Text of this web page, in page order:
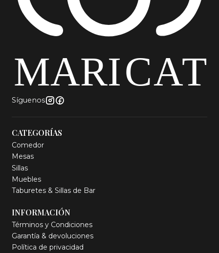
Síguenos
CATEGORÍAS
Comedor
Mesas
Sillas
Muebles
Taburetes & Sillas de Bar
INFORMACIÓN
Términos y Condiciones
Garantía & devoluciones
Política de privacidad